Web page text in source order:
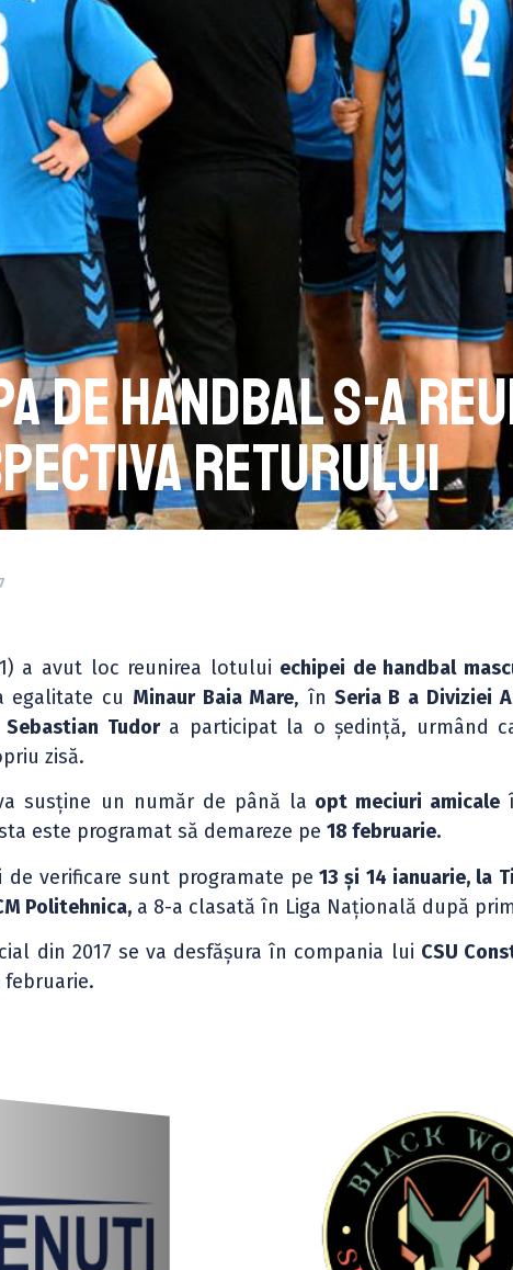
de handbal s-a
returului
a avut loc reunirea lotului echipei de handbal
egalitate cu Minaur Baia Mare, în Seria B a Diviziei
Sebastian Tudora participat la o ședință, urmând
zisă.
va susține un număr de până la opt meciuri amicale
este programat să demareze pe18 februarie.
de verificare sunt programate pe 13 și 14 ianuarie, la
Politehnica, a 8-a clasată în Liga Națională după
din 2017 se va desfășura în compania lui CSU
februarie.